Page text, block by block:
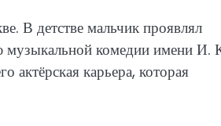
В детстве мальчик проявлял
музыкальной комедии имени И.
актёрская карьера, которая